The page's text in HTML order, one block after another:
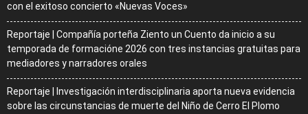
con el exitoso concierto «Nuevas Voces»
Reportaje | Compañía porteña Ziento un Cuento da inicio a su
temporada de formacióne 2026 con tres instancias gratuitas para
mediadores y narradores orales
Reportaje | Investigación interdisciplinaria aporta nueva evidencia
sobre las circunstancias de muerte del Niño de Cerro El Plomo